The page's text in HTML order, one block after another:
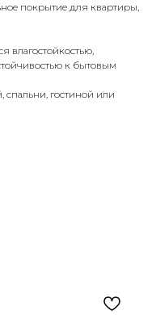
покрытие для квартиры,
влагостойкостью,
к бытовым
гостиной или